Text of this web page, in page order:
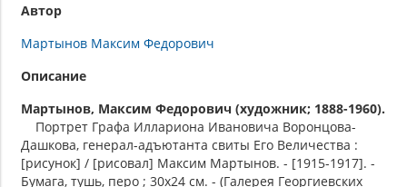
Автор
Мартынов Максим Федорович
Описание
Мартынов, Максим Федорович (художник; 1888-1960).
Портрет Графа Иллариона Ивановича Воронцова-
Дашкова, генерал-адъютанта свиты Его Величества :
[рисунок] / [рисовал] Максим Мартынов. - [1915-1917]. -
Бумага, тушь, перо ; 30x24 см. - (Галерея Георгиевских